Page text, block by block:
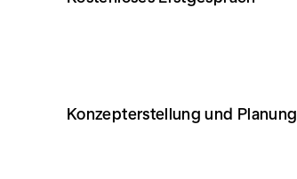
Konzepterstellung und Planung